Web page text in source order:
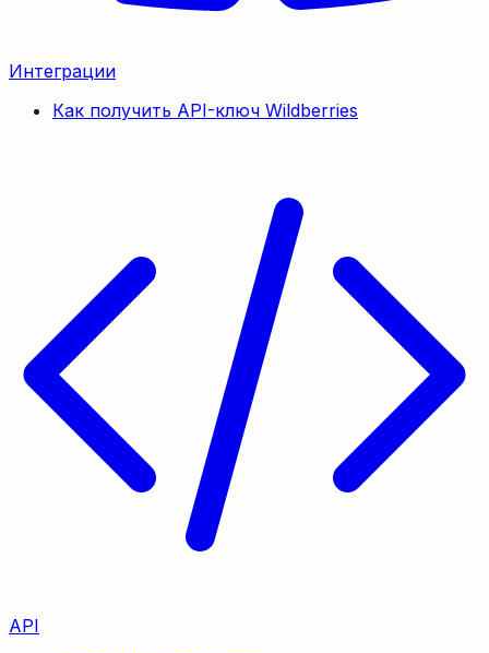
Интеграции
Как получить API-ключ Wildberries
API